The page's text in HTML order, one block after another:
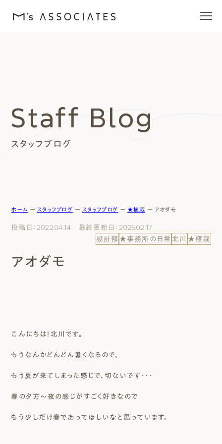
エムズを愛する人たち
施工事例
エムズのこと
モデルハウスを見る
スタッフブログ
Staff Blog
ホーム ー スタッフブログ ー スタッフブログ ー ★植栽 ー アオダモ
投稿日：2022.04.14 最終更新日：2025.02.17
設計部 ★事務所の日常 北川 ★植栽
アオダモ
こんにちは！北川です。
もうなんかどんどん暑くなるので、
もう夏が来てしまった感じで、切ないです・・・
春の夕方～夜の感じがすごく好きなので
もう少しだけ春であってほしいなと思っています。